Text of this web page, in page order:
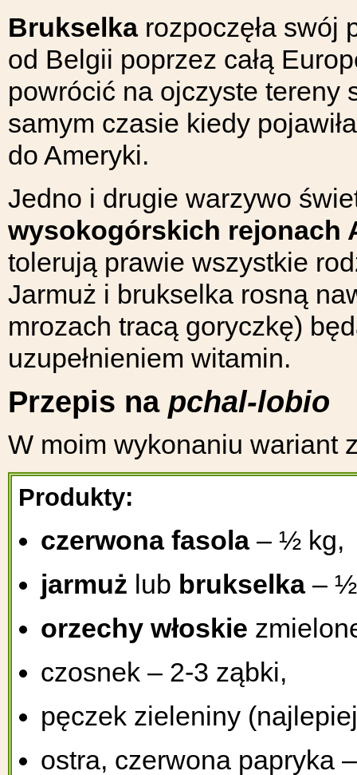
Brukselkarozpoczęła swój
od Belgii poprzez całą
powrócić na ojczyste tereny
samym czasie kiedy
do Ameryki.
Jedno i drugie warzywo
wysokogórskich rejonach
tolerują prawie wszystkie
Jarmuż i brukselka rosną
mrozach tracą goryczkę)
uzupełnieniem witamin.
Przepis na pchal-lobio
W moim wykonaniu wariant
Produkty:
czerwona fasola– ½ kg,
jarmuż lub brukselka– ½
orzechy włoskie
czosnek – 2-3 ząbki,
pęczek zieleniny
ostra, czerwona papryka